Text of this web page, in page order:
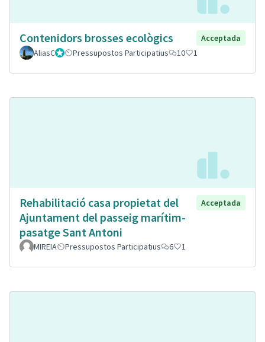
Contenidors brosses ecològics
Acceptada
AliasCGestorPressupostos Participatius 10 1
Rehabilitació casa propietat del
Ajuntament del passeig marítim-
pasatge Sant Antoni
Acceptada
MIREIA Pressupostos Participatius 6 1